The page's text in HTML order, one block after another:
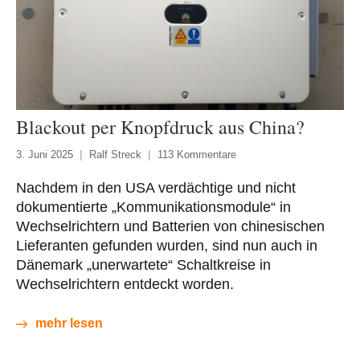
Blackout per Knopfdruck aus China?
3. Juni 2025 Ralf Streck 113 Kommentare
Nachdem in den USA verdächtige und nicht
dokumentierte „Kommunikationsmodule“ in
Wechselrichtern und Batterien von chinesischen
Lieferanten gefunden wurden, sind nun auch in
Dänemark „unerwartete“ Schaltkreise in
Wechselrichtern entdeckt worden.
mehr lesen